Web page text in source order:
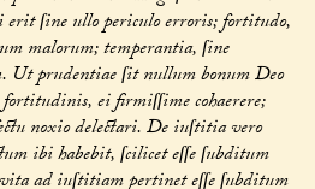
ſine ullo periculo erroris; fortitudo,
malorum; temperantia, ſine
Ut prudentiae ſit nullum bonum Deo
ei firmiſſime cohaerere;
noxio delectari. De iuſtitia vero
ibi habebit, ſcilicet eſſe ſubditum
ad iuſtitiam pertinet eſſe ſubditum